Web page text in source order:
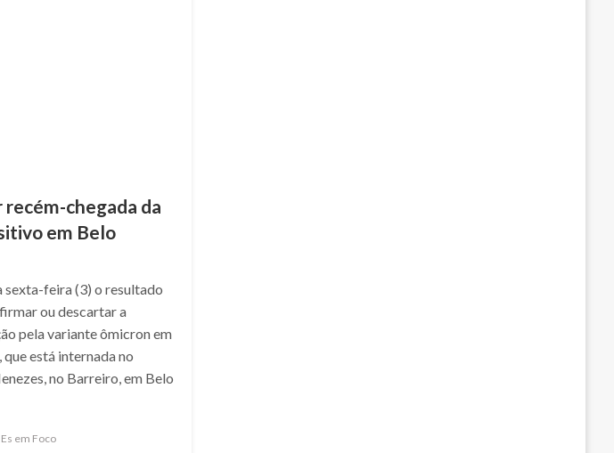
chegada da
em Belo
feira (3) o resultado
ou descartar a
pela variante ômicron em
que está internada no
no Barreiro, em Belo
Es em Foco